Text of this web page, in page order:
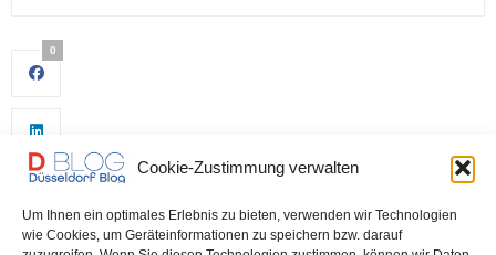
Cookie-Zustimmung verwalten
Um Ihnen ein optimales Erlebnis zu bieten, verwenden wir Technologien
wie Cookies, um Geräteinformationen zu speichern bzw. darauf
0